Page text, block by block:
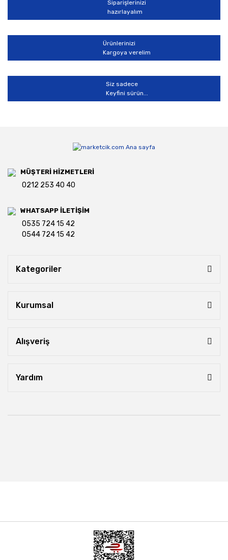
Siparişlerinizi
hazırlayalım
Ürünlerinizi
Kargoya verelim
Siz sadece
Keyfini sürün...
MÜŞTERİ HİZMETLERİ
0212 253 40 40
WHATSAPP İLETİŞİM
0535 724 15 42
0544 724 15 42
Kategoriler
Kurumsal
Alışveriş
Yardım